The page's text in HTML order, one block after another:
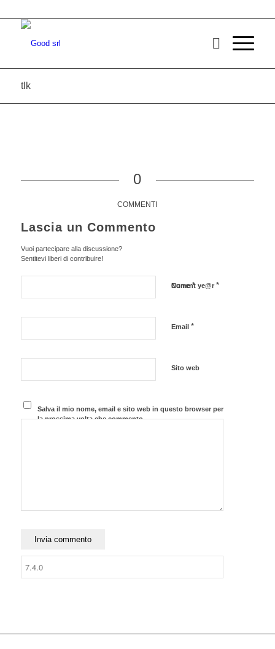
tlk
0
COMMENTI
Lascia un Commento
Vuoi partecipare alla discussione?
Sentitevi liberi di contribuire!
Nome*
Email *
Sito web
Salva il mio nome, email e sito web in questo browser per
la prossima volta che commento.
Current ye@r *